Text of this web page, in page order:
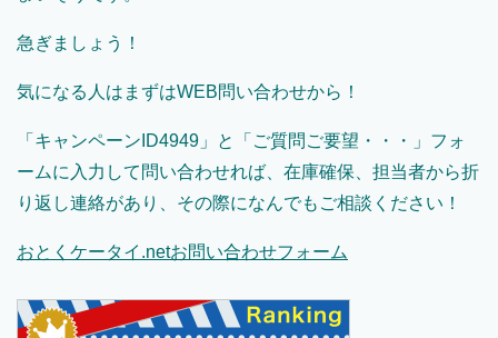
急ぎましょう！
気になる人はまずはWEB問い合わせから！
「キャンペーンID4949」と「ご質問ご要望・・・」フォ
ームに入力して問い合わせれば、在庫確保、担当者から折
り返し連絡があり、その際になんでもご相談ください！
おとくケータイ .netお問い合わせフォーム